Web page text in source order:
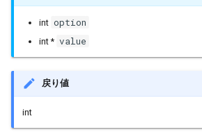
int option
int * value
戻り値
int